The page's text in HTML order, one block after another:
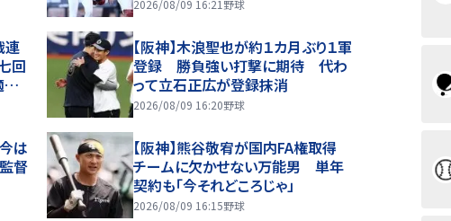
2026/08/09 16:21 野球
連
回
時
【阪神】木浪聖也が約１カ月ぶり１軍
登録 勝負強い打撃に期待 代わ
って立石正広が登録抹消
2026/08/09 16:20野球
は
督
【阪神】熊谷敬宥が国内FA権取得
チームに欠かせない万能男 単年
契約も「今それどころじゃ」
2026/08/09 16:15野球